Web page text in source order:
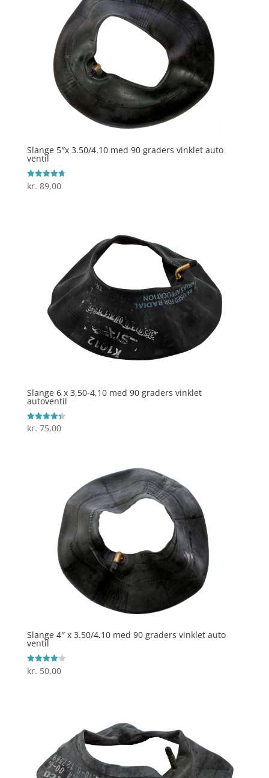
Slange 5″x 3.50/4.10 med 90 graders vinklet auto
ventil
Vurderet
4.7
kr. 89,00
Slange 6 x 3,50-4,10 med 90 graders vinklet
autoventil
Vurderet
4.3
kr. 75,00
Slange 4″ x 3.50/4.10 med 90 graders vinklet auto
ventil
Vurderet
4.1
kr. 50,00